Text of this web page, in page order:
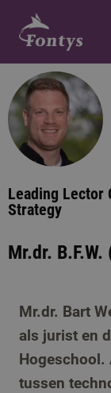
Leading Lector
Strategy
Mr.dr.
Mr.dr. Bart
als jurist en
Hogeschool.
tussen